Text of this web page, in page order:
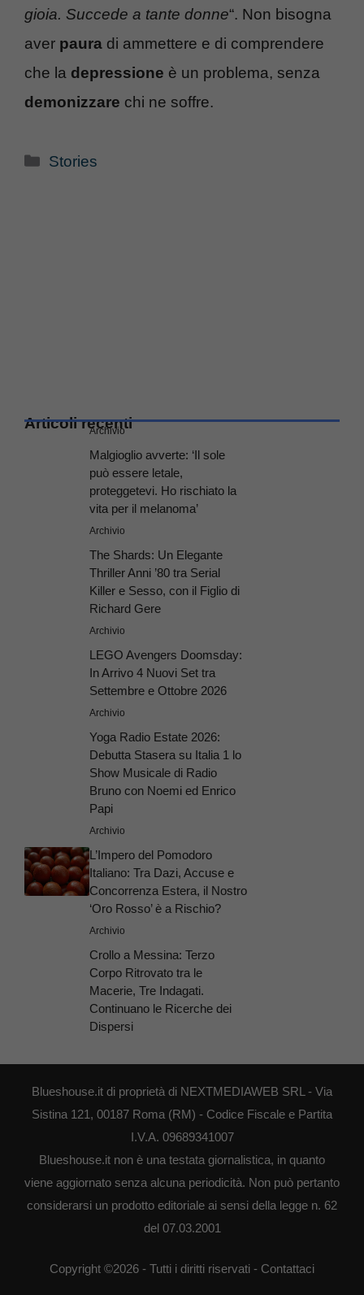
gioia. Succede a tante donne“. Non bisogna
aver paura di ammettere e di comprendere
che la depressione è un problema, senza
demonizzare chi ne soffre.
Categorie
Stories
Articoli recenti
Archivio
Malgioglio avverte: ‘Il sole
può essere letale,
proteggetevi. Ho rischiato la
vita per il melanoma’
Archivio
The Shards: Un Elegante
Thriller Anni ’80 tra Serial
Killer e Sesso, con il Figlio di
Richard Gere
Archivio
LEGO Avengers Doomsday:
In Arrivo 4 Nuovi Set tra
Settembre e Ottobre 2026
Archivio
Yoga Radio Estate 2026:
Debutta Stasera su Italia 1 lo
Show Musicale di Radio
Bruno con Noemi ed Enrico
Papi
Archivio
L’Impero del Pomodoro
Italiano: Tra Dazi, Accuse e
Concorrenza Estera, il Nostro
‘Oro Rosso’ è a Rischio?
Archivio
Crollo a Messina: Terzo
Corpo Ritrovato tra le
Macerie, Tre Indagati.
Continuano le Ricerche dei
Dispersi
Blueshouse.it di proprietà di NEXTMEDIAWEB SRL - Via
Sistina 121, 00187 Roma (RM) - Codice Fiscale e Partita
I.V.A. 09689341007
Blueshouse.it non è una testata giornalistica, in quanto
viene aggiornato senza alcuna periodicità. Non può pertanto
considerarsi un prodotto editoriale ai sensi della legge n. 62
del 07.03.2001
Copyright ©2026 - Tutti i diritti riservati - Contattaci